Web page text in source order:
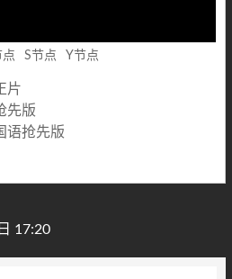
S节点 Y节点
片
先版
语抢先版
17:20